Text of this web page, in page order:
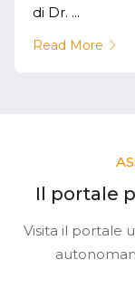
di Dr. ...
Read More
Il portale
Visita il portale